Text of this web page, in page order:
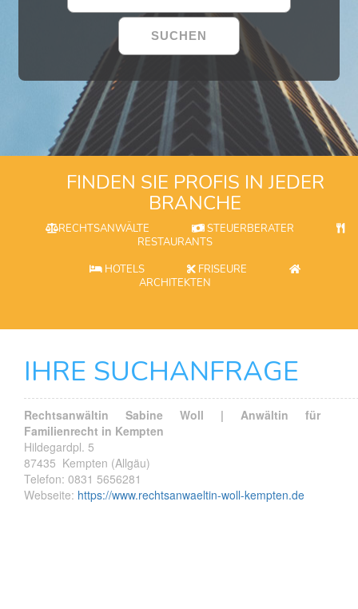
FINDEN SIE PROFIS IN JEDER
BRANCHE
RECHTSANWÄLTE
STEUERBERATER
RESTAURANTS
HOTELS
FRISEURE
ARCHITEKTEN
IHRE SUCHANFRAGE
Rechtsanwältin Sabine Woll | Anwältin für
Familienrecht in Kempten
Hildegardpl. 5
87435 Kempten (Allgäu)
Telefon: 0831 5656281
Webseite: https://www.rechtsanwaeltin-woll-kempten.de